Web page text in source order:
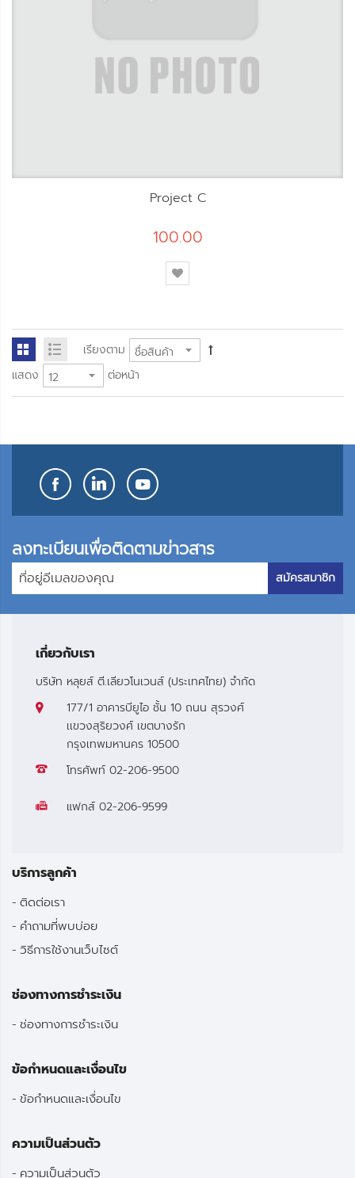
Project C
100.00
เรียงตาม
แสดง
ต่อหน้า
ลงทะเบียนเพื่อติดตามข่าวสาร
สมัครสมาชิก
เกี่ยวกับเรา
บริษัท หลุยส์ ตี.เลียวโนเวนส์ (ประเทศไทย) จำกัด
177/1 อาคารบียูไอ ชั้น 10 ถนน สุรวงศ์
เเขวงสุริยวงศ์ เขตบางรัก
กรุงเทพมหานคร 10500
โทรศัพท์ 02-206-9500
แฟกส์ 02-206-9599
บริการลูกค้า
ติดต่อเรา
คำถามที่พบบ่อย
วิธีการใช้งานเว็บไซต์
ช่องทางการชำระเงิน
ช่องทางการชำระเงิน
ข้อกำหนดและเงื่อนไข
ข้อกำหนดและเงื่อนไข
ความเป็นส่วนตัว
ความเป็นส่วนตัว